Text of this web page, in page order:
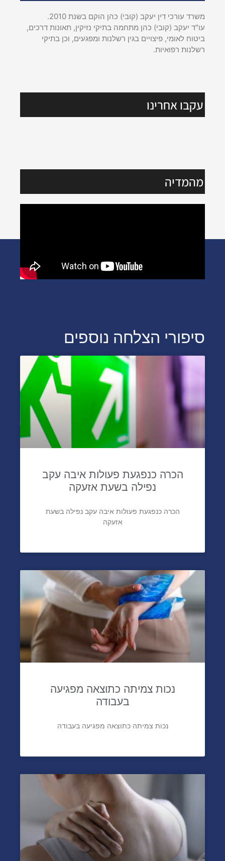
משרד עורכי דין יעקב (קובי) כהן הוקם בשנת 2010.
עו"ד יעקב (קובי) כהן מתחמה בתיקי נזיקין, תאונות דרכים,
ביטוח לאומי, פיצויים בגין רשלנות ומפגעים, וכן בתיקי
רשלנות רפואיות.
עקבו אחרינו
מהמדיה
סיפורי הצלחה נוספים
הכרה כנפגעת פעולות איבה עקב
נפילה בשעת אזעקה
הכרה כנפגעת פעולות איבה עקב נפילה בשעת
אזעקה
נכות צמיתה כתוצאה מפגיעה
בעבודה
נכות צמיתה כתוצאה מפגיעה בעבודה